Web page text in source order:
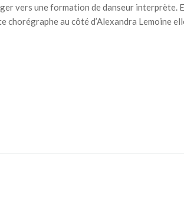
vers une formation de danseur interprète.
chorégraphe au côté d’Alexandra Lemoine